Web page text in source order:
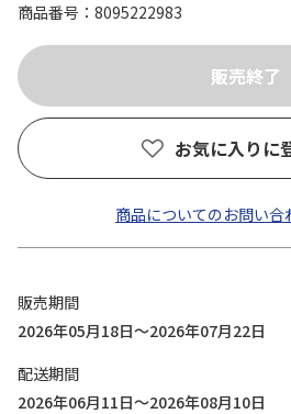
商品番号
8095222983
お気に入りに
商品についてのお問い合
販売期間
2026年05月18日～2026年07月22日
配送期間
2026年06月11日～2026年08月10日